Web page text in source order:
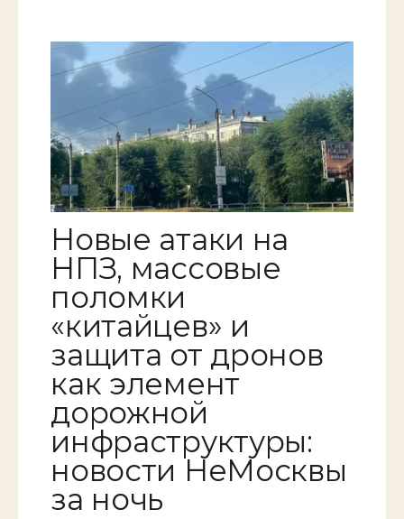
Новые атаки на
НПЗ, массовые
поломки
«китайцев» и
защита от дронов
как элемент
дорожной
инфраструктуры:
новости НеМосквы
за ночь